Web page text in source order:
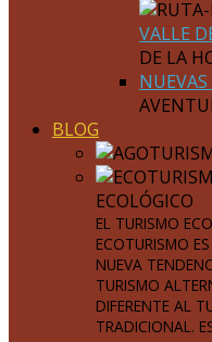
VALLE
DE LA
BLOG
ECOLÓGICO
EL TURISMO
ECOTURISMO
NUEVA
TURISMO
DIFERENTE AL
TRADICIONAL.